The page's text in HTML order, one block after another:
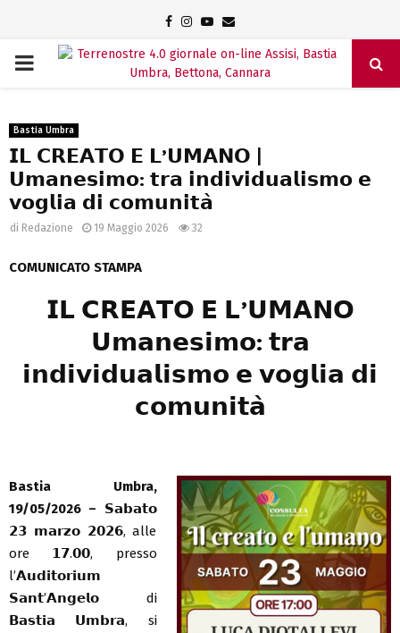
Facebook
Instagram
Youtube
Email
PRIMARY
Bastia Umbra
𝗜𝗟 𝗖𝗥𝗘𝗔𝗧𝗢 𝗘 𝗟’𝗨𝗠𝗔𝗡𝗢 |
𝗨𝗺𝗮𝗻𝗲𝘀𝗶𝗺𝗼: 𝘁𝗿𝗮 𝗶𝗻𝗱𝗶𝘃𝗶𝗱𝘂𝗮𝗹𝗶𝘀𝗺𝗼 𝗲
𝘃𝗼𝗴𝗹𝗶𝗮 𝗱𝗶 𝗰𝗼𝗺𝘂𝗻𝗶𝘁𝗮̀
di Redazione 19 Maggio 2026 32
COMUNICATO STAMPA
𝗜𝗟 𝗖𝗥𝗘𝗔𝗧𝗢 𝗘 𝗟’𝗨𝗠𝗔𝗡𝗢
𝗨𝗺𝗮𝗻𝗲𝘀𝗶𝗺𝗼: 𝘁𝗿𝗮
𝗶𝗻𝗱𝗶𝘃𝗶𝗱𝘂𝗮𝗹𝗶𝘀𝗺𝗼 𝗲 𝘃𝗼𝗴𝗹𝗶𝗮 𝗱𝗶
𝗰𝗼𝗺𝘂𝗻𝗶𝘁𝗮̀
Bastia Umbra,
19/05/2026 – 𝗦𝗮𝗯𝗮𝘁𝗼
𝟮𝟯 𝗺𝗮𝗿𝘇𝗼 𝟮𝟬𝟮𝟲, alle
ore 𝟭𝟳.𝟬𝟬, presso
l’𝗔𝘂𝗱𝗶𝘁𝗼𝗿𝗶𝘂𝗺
𝗦𝗮𝗻𝘁’𝗔𝗻𝗴𝗲𝗹𝗼 di
𝗕𝗮𝘀𝘁𝗶𝗮 𝗨𝗺𝗯𝗿𝗮, si